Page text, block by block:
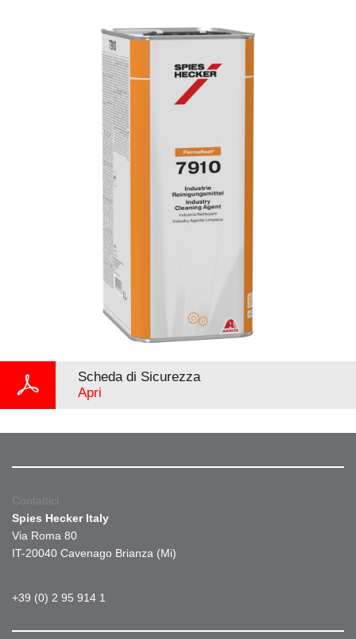
Scheda di Sicurezza
Apri
Contattici
Spies Hecker Italy
Via Roma 80
IT-20040 Cavenago Brianza (Mi)
+39 (0) 2 95 914 1